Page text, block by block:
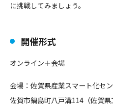
に挑戦してみましょう。
開催形式
オンライン＋会場
会場：佐賀県産業スマート化セ
佐賀市鍋島町八戸溝114（佐賀